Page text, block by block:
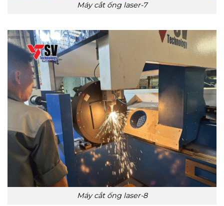
Máy cắt ống laser-7
Máy cắt ống laser-8